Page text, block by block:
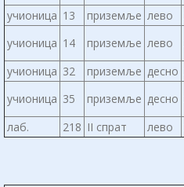
учионица 13 приземље лево
учионица 14 приземље лево
учионица 32 приземље десно
учионица 35 приземље десно
лаб.
218 II спрат лево